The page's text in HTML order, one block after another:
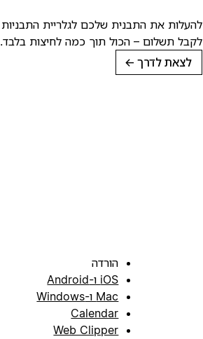
לקבל תשלום – הכול תוך כמה לחיצות בלבד.
לצאת לדרך →
הורדה
iOS ו-Android
Mac ו-Windows
Calendar
Web Clipper